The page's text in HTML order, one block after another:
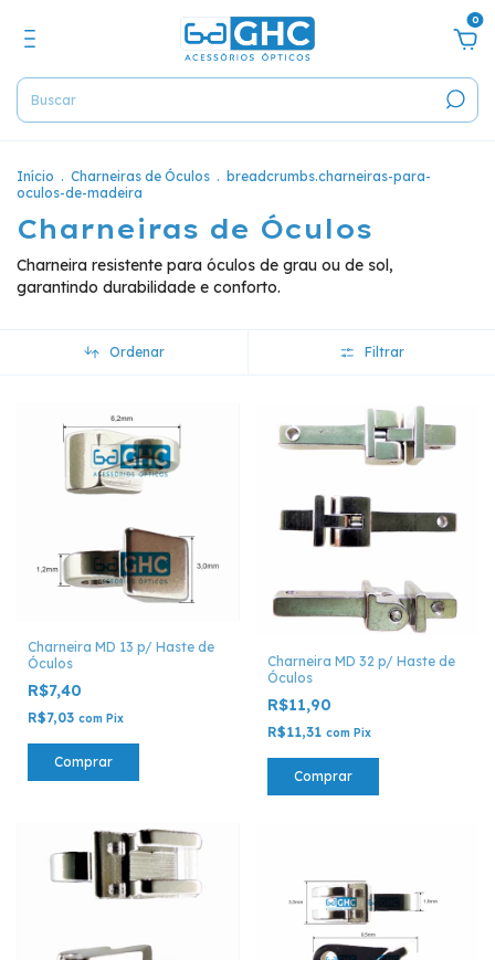
0
Início . Charneiras de Óculos . breadcrumbs.charneiras-para-
oculos-de-madeira
Charneiras de Óculos
Charneira resistente para óculos de grau ou de sol,
garantindo durabilidade e conforto.
Ordenar Filtrar
Charneira MD 13 p/ Haste de
Óculos
R$7,40
R$7,03 com Pix
Comprar
Charneira MD 32 p/ Haste de
Óculos
R$11,90
R$11,31 com Pix
Comprar